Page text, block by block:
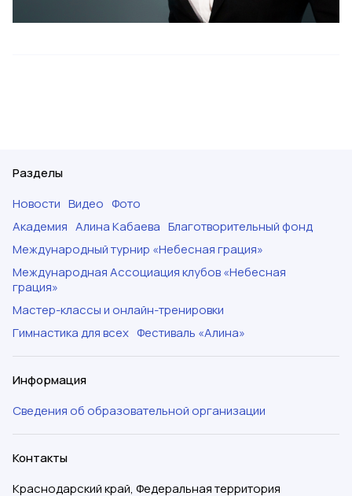
Разделы
Новости Видео Фото
Академия Алина Кабаева Благотворительный фонд
Международный турнир «Небесная грация»
Международная Ассоциация клубов «Небесная
грация»
Мастер-классы и онлайн-тренировки
Гимнастика для всех Фестиваль «Алина»
Информация
Сведения об образовательной организации
Контакты
Краснодарский край, Федеральная территория